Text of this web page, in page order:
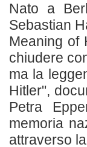
Nato a
Sebastian
Meaning of
chiudere
ma la
Hitler",
Petra
memoria
attraverso